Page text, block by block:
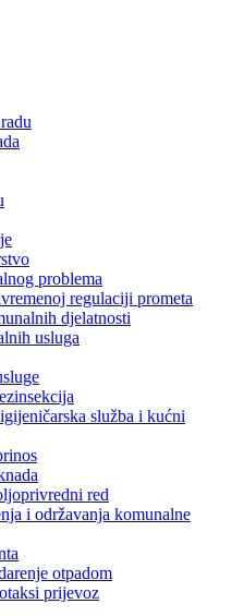
problema
regulaciji prometa
djelatnosti
usluga
služba i kućni
red
i održavanja komunalne
otpadom
prijevoz